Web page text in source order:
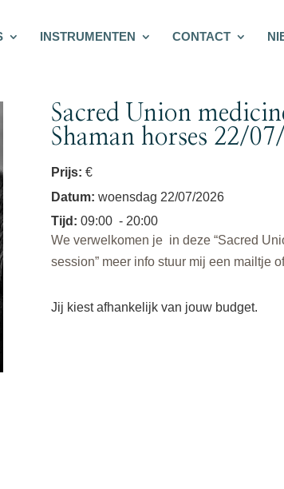
INSTRUMENTEN CONTACT
Sacred Union
Shaman horses 22/
Prijs: €
Datum: woensdag 22/07/2026
Tijd : 09:00 - 20:00
We verwelkomen je in deze “Sacred
session” meer info stuur mij een mailtje
Jij kiest afhankelijk van jouw budget.